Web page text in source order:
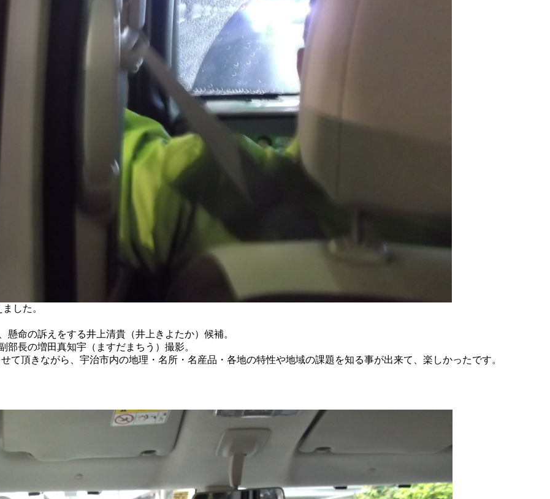
した。
命の訴えをする井上清貴（井上きよたか）候補。
長の増田真知宇（ますだまちう）撮影。
て頂きながら、宇治市内の地理・名所・名産品・各地の特性や地域の課題を知る事が出来て、楽しかったです。